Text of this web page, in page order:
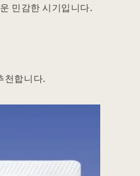
민감한 시기입니다.
천합니다.